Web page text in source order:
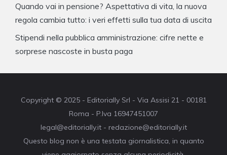
Quando vai in pensione? Aspettativa di vita, la nuova
regola cambia tutto: i veri effetti sulla tua data di uscita
Stipendi nella pubblica amministrazione: cifre nette e
sorprese nascoste in busta paga
Copyright © 2025 - Editorially Srl - Via Assisi 21 - 00181
Roma - P.Iva 16947451007
legal@editorially.it - redazione@editorially.it
Questo blog non è una testata giornalistica, in quanto